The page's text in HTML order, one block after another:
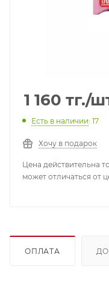
1 160 тг./
Есть в наличии: 17
Хочу в подарок
Цена действительна
может отличаться от
ОПЛАТА